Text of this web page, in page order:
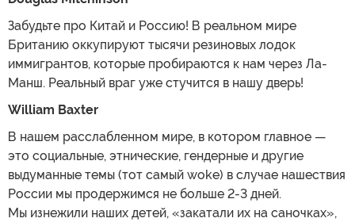
Забудьте про Китай и Россию! В реальном мире
Британию оккупируют тысячи резиновых лодок
иммигрантов, которые пробираются к нам через Ла-
Манш. Реальный враг уже стучится в нашу дверь!
William Baxter
В нашем расслабленном мире, в котором главное —
это социальные, этнические, гендерные и другие
выдуманные темы (тот самый woke) в случае нашествия
России мы продержимся не больше 2-3 дней.
Мы изнежили наших детей, «закатали их на саночках»,